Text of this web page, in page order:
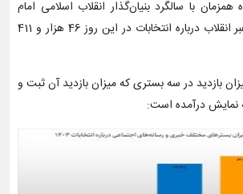
14 خردادماه همزمان با سالگرد بنیان‌گذار انقلاب اسلامی امام
خمینی(ره) و بیانات رهبر انقلاب درباره انتخابات در این روز 46 هزار و 411
بازدید در سه بستری که میزان بازدید آن ثبت و
نمایش درآمده است: